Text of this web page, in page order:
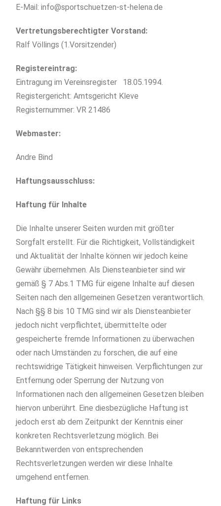
E-Mail: info@sportschuetzen-st-helena.de
Vertretungsberechtigter Vorstand:
Ralf Völlings (1.Vorsitzender)
Registereintrag:
Eintragung im Vereinsregister 18.05.1994.
Registergericht: Amtsgericht Kleve
Registernummer: VR 21486
Webmaster:
Andre Bind
Haftungsausschluss:
Haftung für Inhalte
Die Inhalte unserer Seiten wurden mit größter
Sorgfalt erstellt. Für die Richtigkeit, Vollständigkeit
und Aktualität der Inhalte können wir jedoch keine
Gewähr übernehmen. Als Diensteanbieter sind wir
gemäß § 7 Abs.1 TMG für eigene Inhalte auf diesen
Seiten nach den allgemeinen Gesetzen verantwortlich.
Nach §§ 8 bis 10 TMG sind wir als Diensteanbieter
jedoch nicht verpflichtet, übermittelte oder
gespeicherte fremde Informationen zu überwachen
oder nach Umständen zu forschen, die auf eine
rechtswidrige Tätigkeit hinweisen. Verpflichtungen zur
Entfernung oder Sperrung der Nutzung von
Informationen nach den allgemeinen Gesetzen bleiben
hiervon unberührt. Eine diesbezügliche Haftung ist
jedoch erst ab dem Zeitpunkt der Kenntnis einer
konkreten Rechtsverletzung möglich. Bei
Bekanntwerden von entsprechenden
Rechtsverletzungen werden wir diese Inhalte
umgehend entfernen.
Haftung für Links